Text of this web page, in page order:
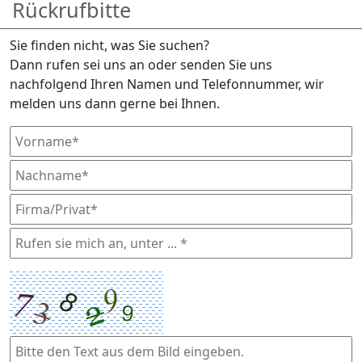
Rückrufbitte
Sie finden nicht, was Sie suchen?
Dann rufen sei uns an oder senden Sie uns
nachfolgend Ihren Namen und Telefonnummer, wir
melden uns dann gerne bei Ihnen.